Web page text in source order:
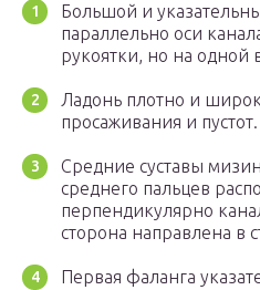
Большой и
параллельно оси
рукоятки, но на одной
Ладонь плотно и
просаживания и пустот.
Средние суставы
среднего пальцев
перпендикулярно
сторона направлена в
Первая фаланга